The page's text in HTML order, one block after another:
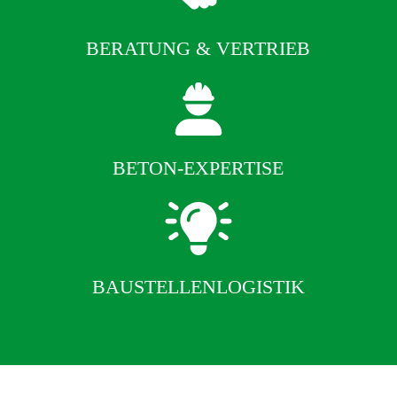
BERATUNG & VERTRIEB
BETON-EXPERTISE
BAUSTELLENLOGISTIK